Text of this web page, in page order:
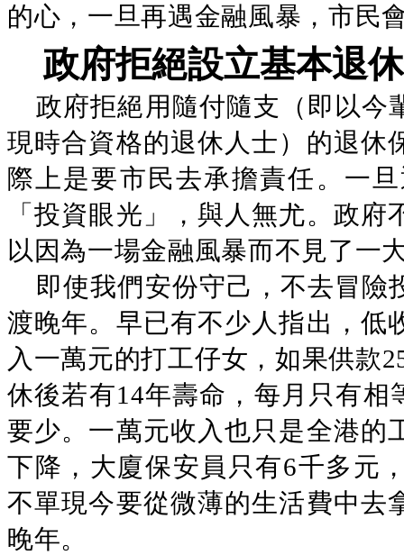
的心，一旦再遇金融風暴，市民
政府拒絕設立基本退
政府拒絕用隨付隨支（即以今
現時合資格的退休人士）的退休
際上是要市民去承擔責任。一
「投資眼光」，與人無尤。政
以因為一場金融風暴而不見了一
即使我們安份守己，不去冒險
渡晚年。早已有不少人指出，低
入一萬元的打工仔女，如果供款
休後若有14年壽命，每月只有相
要少。一萬元收入也只是全港的
下降，大廈保安員只有6千多元
不單現今要從微薄的生活費中去
晚年。